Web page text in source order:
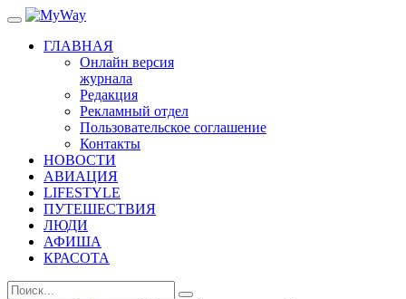
ГЛАВНАЯ
Онлайн версия
журнала
Редакция
Рекламный отдел
Пользовательское соглашение
Контакты
НОВОСТИ
АВИАЦИЯ
LIFESTYLE
ПУТЕШЕСТВИЯ
ЛЮДИ
АФИША
КРАСОТА